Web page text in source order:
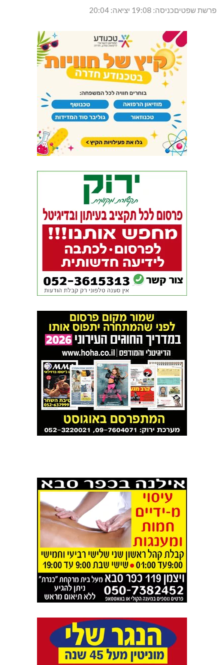
פרשת שפטיםכניסה: 19:08 יציאה: 20:04